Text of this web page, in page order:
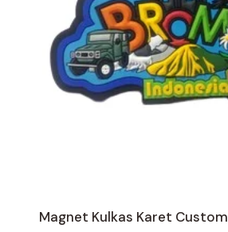
Magnet Kulkas Karet Custom